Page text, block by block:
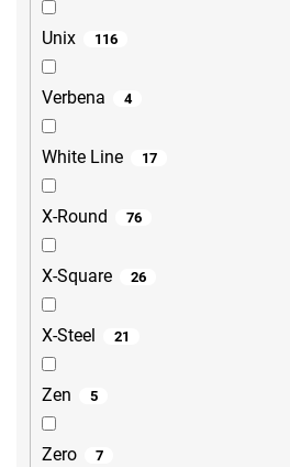
Unix 116
Verbena 4
White Line 17
X-Round 76
X-Square 26
X-Steel 21
Zen 5
Zero 7